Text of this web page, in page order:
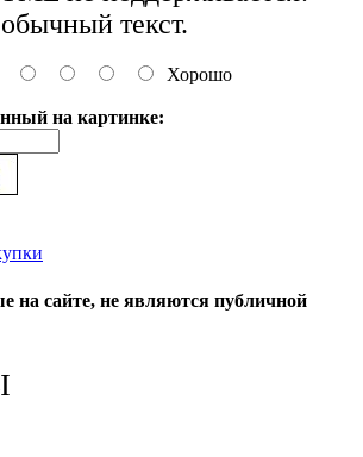
текст.
Хорошо
на картинке:
на сайте, не являются публичной